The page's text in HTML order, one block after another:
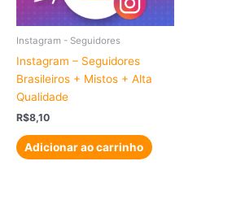
Instagram - Seguidores
Instagram – Seguidores
Brasileiros + Mistos + Alta
Qualidade
R$8,10
Adicionar ao carrinho